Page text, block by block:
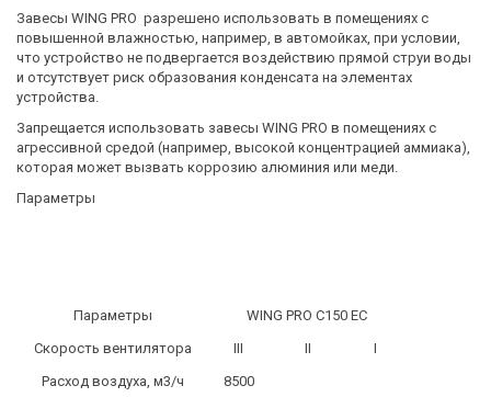
Завесы WING PRO разрешено использовать в помещениях с
повышенной влажностью, например, в автомойках, при условии,
что устройство не подвергается воздействию прямой струи воды
и отсутствует риск образования конденсата на элементах
устройства.
Запрещается использовать завесы WING PRO в помещениях с
агрессивной средой (например, высокой концентрацией аммиака),
которая может вызвать коррозию алюминия или меди.
Параметры
Параметры
WING PRO C150 EC
Скорость вентилятора
III II
I
Расход воздуха, м3/ч
8500